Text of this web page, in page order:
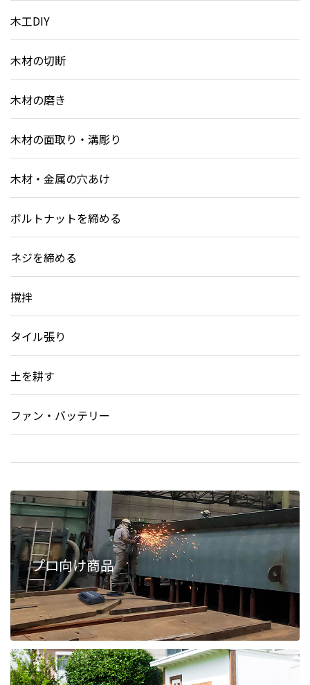
木工DIY
木材の切断
木材の磨き
木材の面取り・溝彫り
木材・金属の穴あけ
ボルトナットを締める
ネジを締める
撹拌
タイル張り
土を耕す
ファン・バッテリー
プロ向け商品